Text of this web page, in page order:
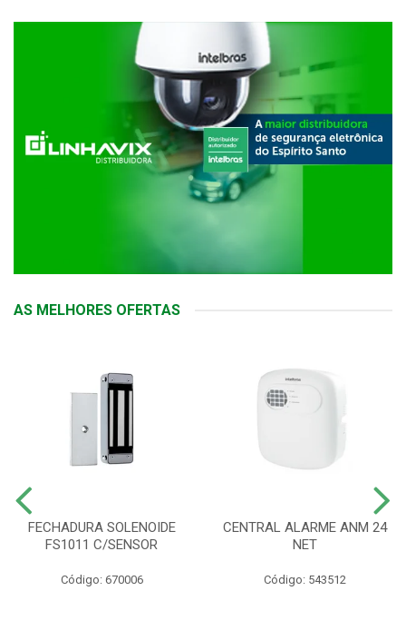
AS MELHORES OFERTAS
FECHADURA SOLENOIDE
FS1011 C/SENSOR
Código: 670006
CENTRAL ALARME ANM 24
NET
Código: 543512